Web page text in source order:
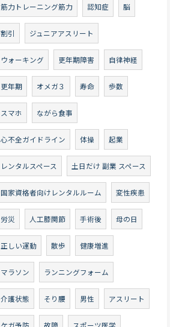
筋力トレーニング筋力 認知症 脳
割引 ジュニアアスリート
ウォーキング 更年期障害 自律神経
更年期 オメガ３ 寿命 歩数
スマホ ながら食事
心不全ガイドライン 体操 起業
レンタルスペース 土日だけ 副業 スペース
国家資格者向けレンタルルーム 変性疾患
労災 人工膝関節 手術後 母の日
正しい運動 散歩 健康増進
マラソン ランニングフォーム
介護状態 そり腰 男性 アスリート
ケガ予防 故障 スポーツ医学